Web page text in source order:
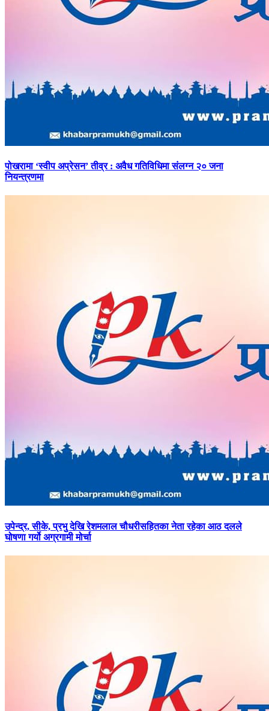
पोखरामा‘स्वीप अप्रेसन’ तीव्र : अवैध गतिविधिमा संलग्न २० जना
नियन्त्रणमा
उपेन्द्र,सीके, प्रभु देखि रेशमलाल चौधरीसहितका नेता रहेका आठ दलले
घोषणा गर्यो अग्रगामी मोर्चा